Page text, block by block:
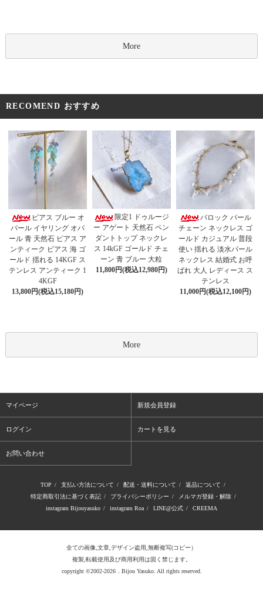
More
RECOMEND おすすめ
ピアス ブルー オ
パール イヤリング オパ
ール 青 天然石 ピアス ア
ンティーク ピアス 海 ゴ
ールド 揺れる 14KGF ス
テンレス アンティーク 1
4KGF
13,800円(税込15,180円)
限定1 ドゥルージ
ー アゲート 天然石 ペン
ダントトップ ネックレ
ス 14kGF ゴールド チェ
ーン 青 ブルー 大粒
11,800円(税込12,980円)
バロック パール
チェーン ネックレス ゴ
ールド カジュアル 普段
使い 揺れる 淡水パール
ネックレス 結婚式 お呼
ばれ 大人 レディース ス
テンレス
11,000円(税込12,100円)
More
マイページ 新規会員登録
ログイン カートを見る
お問い合わせ
TOP / 支払い方法について / 配送・送料について / 返品について /
特定商取引法に基づく表記 / プライバシーポリシー / メルマガ登録・解除 /
instagram Bijouyasuko / instagram Roa / LINE@公式 / CREEMA
全ての画像,文章,デザイン盗用,無断複写(コピー）
複製,転載使用及び商用利用は固く禁じます。
copyright ©2002-2026．Bijou Yasuko. All rights reserved.